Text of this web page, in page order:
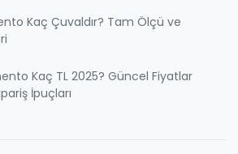
Kaç Çuvaldır? Tam Ölçü ve
Kaç TL 2025? Güncel Fiyatlar
İpuçları